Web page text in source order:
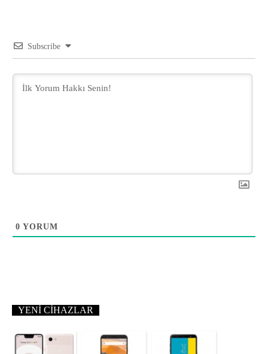
Subscribe
0 YORUM
YENI CIHAZLAR